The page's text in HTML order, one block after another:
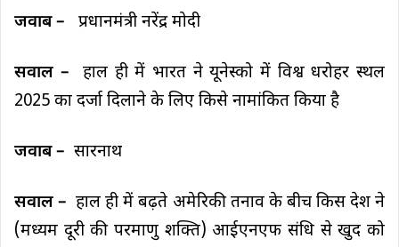
जवाब – प्रधानमंत्री नरेंद्र मोदी
सवाल –
हाल ही में भारत ने यूनेस्को में विश्व धरोहर स्थल
2025 का दर्जा दिलाने के लिए किसे नामांकित किया है
जवाब – सारनाथ
सवाल – हाल ही में बढ़ते अमेरिकी तनाव के बीच किस देश ने
(मध्यम दूरी की परमाणु शक्ति) आईएनएफ संधि से खुद को